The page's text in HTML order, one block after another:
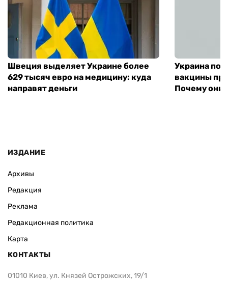
Швеция выделяет Украине более
629 тысяч евро на медицину: куда
направят деньги
Украина
вакцины
Почему они
ИЗДАНИЕ
Архивы
Редакция
Реклама
Редакционная политика
Карта
КОНТАКТЫ
01010 Киев, ул. Князей Острожских, 19/1